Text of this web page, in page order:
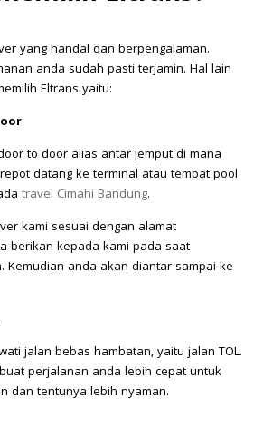
yang handal dan berpengalaman.
anda sudah pasti terjamin. Hal lain
Eltrans yaitu:
to door alias antar jemput di mana
datang ke terminal atau tempat pool
travel Cimahi Bandung.
kami sesuai dengan alamat
berikan kepada kami pada saat
Kemudian anda akan diantar sampai ke
jalan bebas hambatan, yaitu jalan TOL.
perjalanan anda lebih cepat untuk
dan tentunya lebih nyaman.